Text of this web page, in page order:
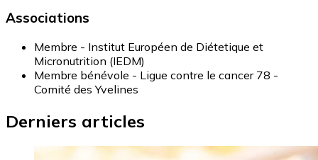
Associations
Membre - Institut Européen de Diétetique et
Micronutrition (IEDM)
Membre bénévole - Ligue contre le cancer 78 -
Comité des Yvelines
Derniers articles
Image